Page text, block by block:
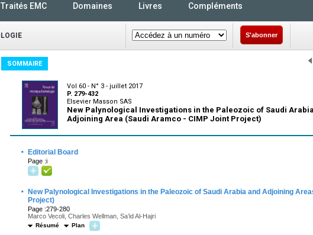
Traités EMC Domaines Livres Compléments
S'abonner
SOMMAIRE
Vol 60 - N° 3 - juillet 2017
P. 279-432
Elsevier Masson SAS
New Palynological Investigations in the Paleozoic of Saudi
Adjoining Area (Saudi Aramco - CIMP Joint Project)
· Editorial Board
Page :i
·
New Palynological Investigations in the Paleozoic of Saudi Arabia and Adjoining
Project)
Page :279-280
Marco Vecoli, Charles Wellman, Sa’id Al-Hajri
Résumé Plan